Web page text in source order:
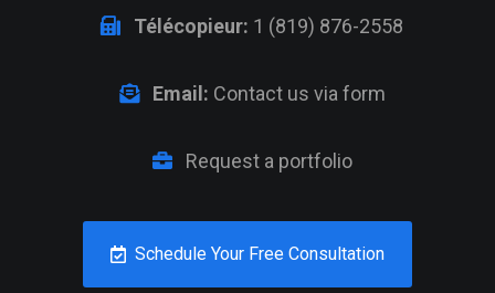
Télécopieur: 1 (819) 876-2558
Email: Contact us via form
Request a portfolio
Schedule Your Free Consultation